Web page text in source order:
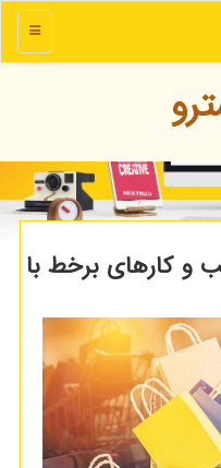
منو
درصد کسب و کارهای برخط با